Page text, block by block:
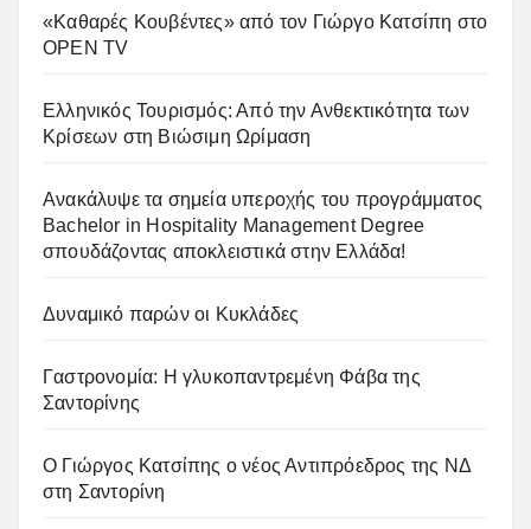
«Καθαρές Κουβέντες» από τον Γιώργο Κατσίπη στο
OPEN TV
Ελληνικός Τουρισμός: Από την Ανθεκτικότητα των
Κρίσεων στη Βιώσιμη Ωρίμαση
Ανακάλυψε τα σημεία υπεροχής του προγράμματος
Bachelor in Hospitality Management Degree
σπουδάζοντας αποκλειστικά στην Ελλάδα!
Δυναμικό παρών οι Κυκλάδες
Γαστρονομία: Η γλυκοπαντρεμένη Φάβα της
Σαντορίνης
Ο Γιώργος Κατσίπης ο νέος Αντιπρόεδρος της ΝΔ
στη Σαντορίνη